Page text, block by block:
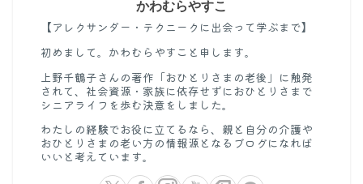
かわむらやすこ
【アレクサンダー・テクニークに出会って学ぶまで】
初めまして。かわむらやすこと申します。
上野千鶴子さんの著作「おひとりさまの老後」に触発
されて、社会資源・家族に依存せずにおひとりさまで
シニアライフを歩む決意をしました。
わたしの経験でお役に立てるなら、親と自分の介護や
おひとりさまの老い方の情報源となるブログになれば
いいと考えています。